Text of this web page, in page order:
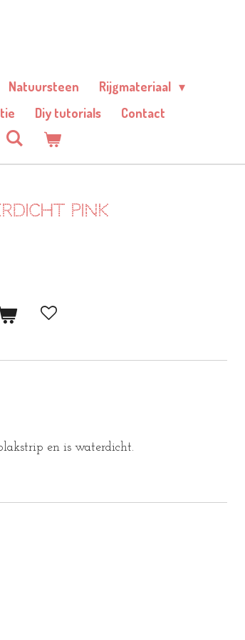
Natuursteen
Rijgmateriaal
Diy tutorials
Contact
pink
en is waterdicht.